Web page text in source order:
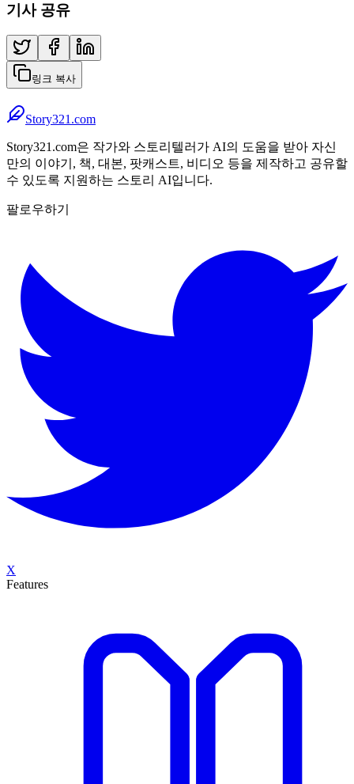
기사 공유
링크 복사
Story321.com
Story321.com은 작가와 스토리텔러가 AI의 도움을 받아 자신
만의 이야기, 책, 대본, 팟캐스트, 비디오 등을 제작하고 공유할
수 있도록 지원하는 스토리 AI입니다.
팔로우하기
X
Features